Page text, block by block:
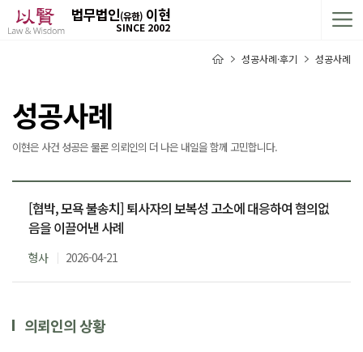
법무법인(유한) 이현
SINCE 2002
성공사례·후기 성공사례
성공사례
이현은 사건 성공은 물론 의뢰인의 더 나은 내일을 함께 고민합니다.
[협박, 모욕 불송치] 퇴사자의 보복성 고소에 대응하여 혐의없
음을 이끌어낸 사례
형사 2026-04-21
의뢰인의 상황